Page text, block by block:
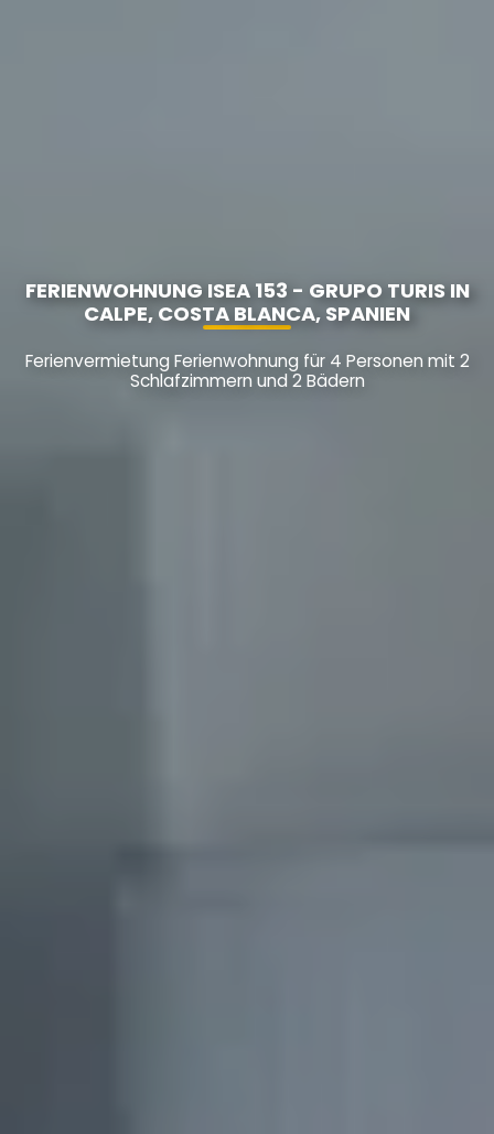
FERIENWOHNUNG ISEA 153 - GRUPO TURIS IN
CALPE, COSTA BLANCA, SPANIEN
Ferienvermietung Ferienwohnung für 4 Personen mit 2
Schlafzimmern und 2 Bädern